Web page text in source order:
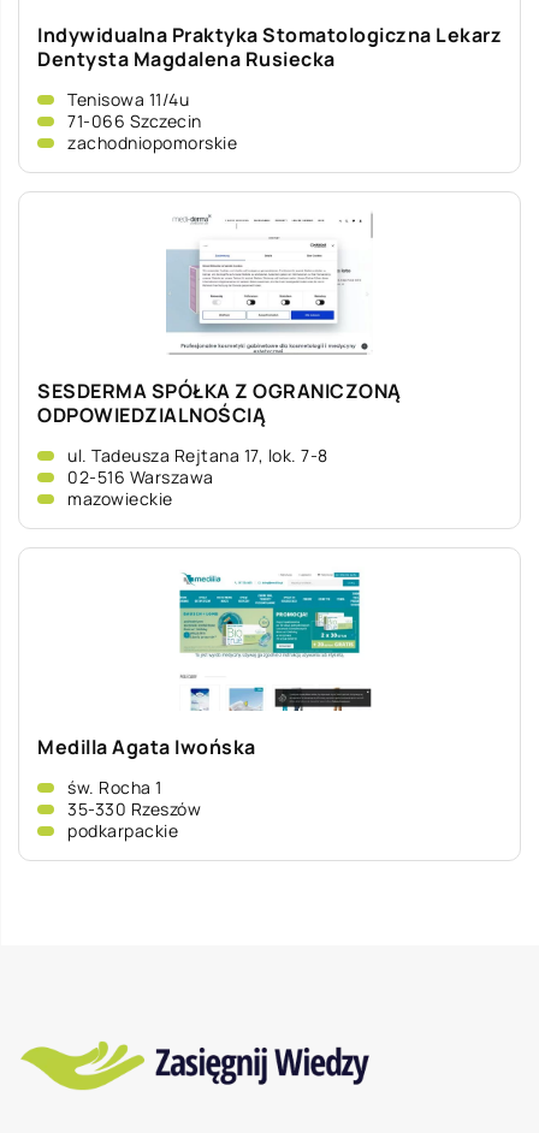
Indywidualna Praktyka Stomatologiczna Lekarz
Dentysta Magdalena Rusiecka
Tenisowa 11/4u
71-066 Szczecin
zachodniopomorskie
SESDERMA SPÓŁKA Z OGRANICZONĄ
ODPOWIEDZIALNOŚCIĄ
ul. Tadeusza Rejtana 17, lok. 7-8
02-516 Warszawa
mazowieckie
Medilla Agata Iwońska
św. Rocha 1
35-330 Rzeszów
podkarpackie